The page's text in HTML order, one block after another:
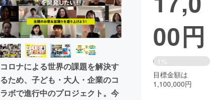
映像・映画 書籍・雑誌
ビジネス・起業 チャレンジ
まちづくり・地域活性化
CAMPFIRE for Social Good
CAMPFIRE Creation
コロナによる世界の課題を解決す
るため、子ども・大人・企業のコ
ラボで進行中のプロジェクト。今
00円
1%
目標金額は
1,100,000円